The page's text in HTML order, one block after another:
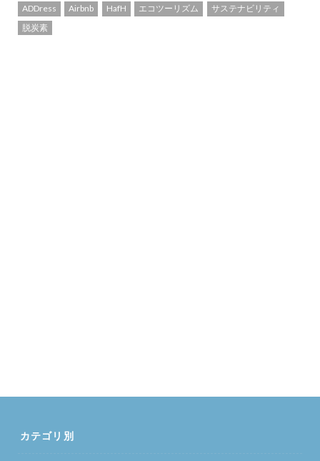
ADDress
Airbnb HafH エコツーリズム
サステナビリティ
脱炭素
カテゴリ別